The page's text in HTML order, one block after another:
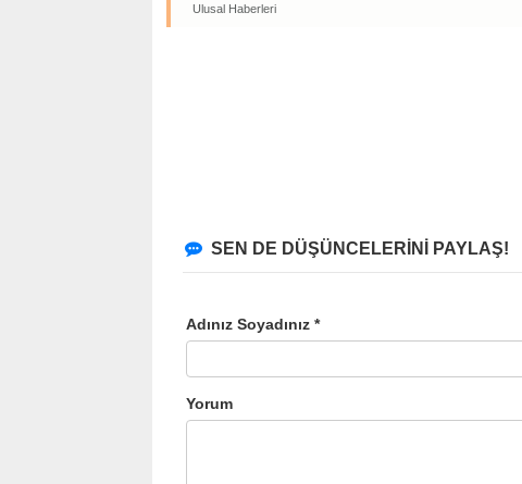
Ulusal Haberleri
SEN DE DÜŞÜNCELERİNİ PAYLAŞ!
Adınız Soyadınız *
Yorum